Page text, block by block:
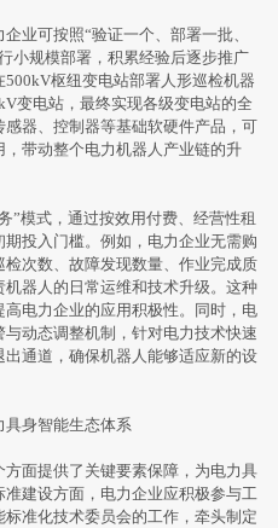
业可按照“验证一个、部署一批、
小规模部署，积累经验后逐步推广
枢纽变电站部署人形巡检机器
变电站，最终实现各级变电站的全
器、控制器等基础软硬件产品，可
带动整个电力机器人产业链的升
”模式，通过按效用付费、经营性租
投入门槛。例如，电力企业无需购
次数、故障发现数量、作业完成质
器人的日常运维和技术升级。这种
电力企业的应用积极性。同时，电
动态调整机制，针对电力技术快速
通道，确保机器人能够适应新的设
具身智能生态体系
面提供了关键要素保障，为电力具
建设方面，电力企业应积极参与工
准化技术委员会的工作，牵头制定